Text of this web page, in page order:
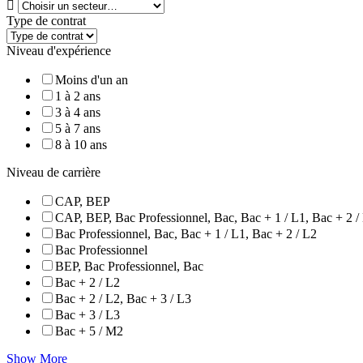
Type de contrat
Niveau d'expérience
Moins d'un an
1 à 2 ans
3 à 4 ans
5 à 7 ans
8 à 10 ans
Niveau de carrière
CAP, BEP
CAP, BEP, Bac Professionnel, Bac, Bac + 1 / L1, Bac + 2 /
Bac Professionnel, Bac, Bac + 1 / L1, Bac + 2 / L2
Bac Professionnel
BEP, Bac Professionnel, Bac
Bac + 2 / L2
Bac + 2 / L2, Bac + 3 / L3
Bac + 3 / L3
Bac + 5 / M2
Show More